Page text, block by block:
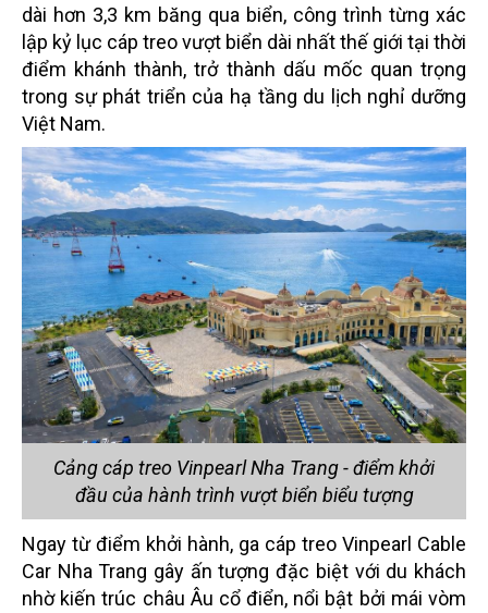
dài hơn 3,3 km băng qua biển, công trình từng xác
lập kỷ lục cáp treo vượt biển dài nhất thế giới tại thời
điểm khánh thành, trở thành dấu mốc quan trọng
trong sự phát triển của hạ tầng du lịch nghỉ dưỡng
Việt Nam.
Cảng cáp treo Vinpearl Nha Trang - điểm khởi
đầu của hành trình vượt biển biểu tượng
Ngay từ điểm khởi hành, ga cáp treo Vinpearl Cable
Car Nha Trang gây ấn tượng đặc biệt với du khách
nhờ kiến trúc châu Âu cổ điển, nổi bật bởi mái vòm